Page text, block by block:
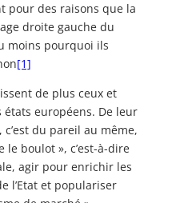
pour des raisons que la
droite gauche du
moins pourquoi ils
[1]
de plus ceux et
européens. De leur
du pareil au même,
le boulot », c’est-à-dire
agir pour enrichir les
l’Etat et populariser